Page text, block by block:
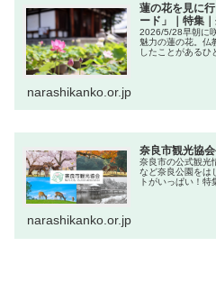
蓮の花を見に
ード」｜特集
2026/5/28早朝に
魅力の蓮の花。仏
したことがあるひ
narashikanko.or.jp
奈良市観光協
奈良市の公式観光
など奈良公園をは
トがいっぱい！特
narashikanko.or.jp